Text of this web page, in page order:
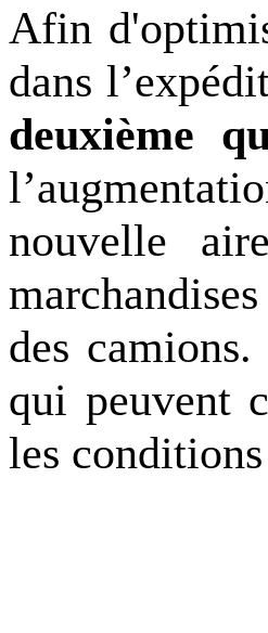
Afin
dans
deuxième
nouvelle
des camions.
qui peuvent
les